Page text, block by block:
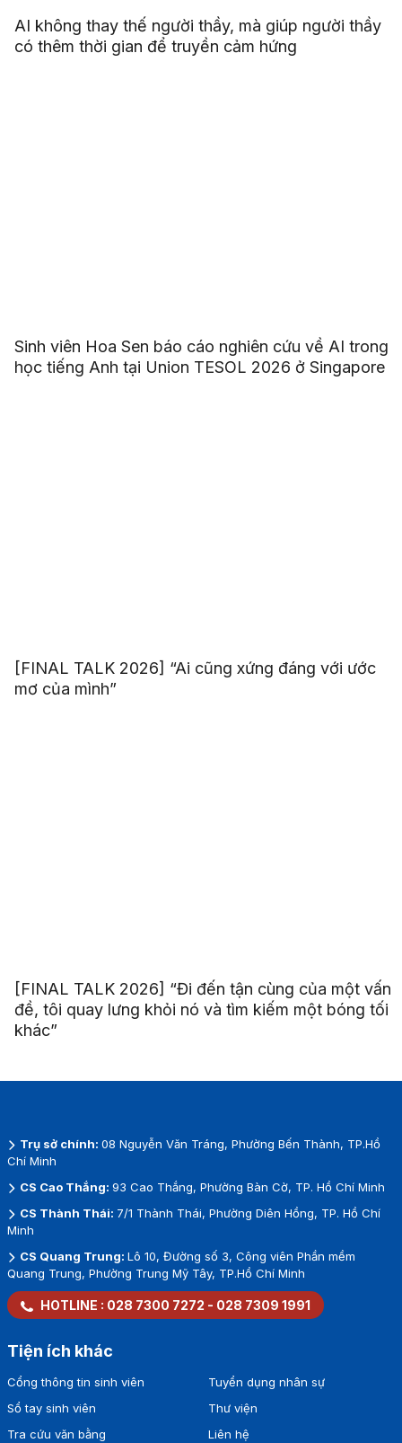
AI không thay thế người thầy, mà giúp người thầy
có thêm thời gian để truyền cảm hứng
Sinh viên Hoa Sen báo cáo nghiên cứu về AI trong
học tiếng Anh tại Union TESOL 2026 ở Singapore
[FINAL TALK 2026] “Ai cũng xứng đáng với ước
mơ của mình”
[FINAL TALK 2026] “Đi đến tận cùng của một vấn
đề, tôi quay lưng khỏi nó và tìm kiếm một bóng tối
khác”
Trụ sở chính: 08 Nguyễn Văn Tráng, Phường Bến Thành, TP.Hồ
Chí Minh
CS Cao Thắng: 93 Cao Thắng, Phường Bàn Cờ, TP. Hồ Chí Minh
CS Thành Thái: 7/1 Thành Thái, Phường Diên Hồng, TP. Hồ Chí
Minh
CS Quang Trung: Lô 10, Đường số 3, Công viên Phần mềm
Quang Trung, Phường Trung Mỹ Tây, TP.Hồ Chí Minh
HOTLINE : 028 7300 7272 - 028 7309 1991
Tiện ích khác
Cổng thông tin sinh viên
Sổ tay sinh viên
Tra cứu văn bằng
Tuyển dụng nhân sự
Thư viện
Liên hệ